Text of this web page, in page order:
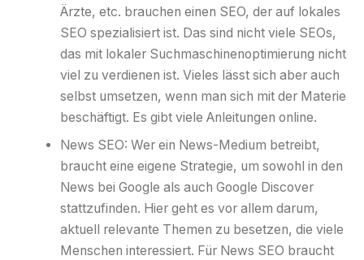
Ärzte, etc. brauchen einen SEO, der auf lokales
SEO spezialisiert ist. Das sind nicht viele SEOs,
das mit lokaler Suchmaschinenoptimierung nicht
viel zu verdienen ist. Vieles lässt sich aber auch
selbst umsetzen, wenn man sich mit der Materie
beschäftigt. Es gibt viele Anleitungen online.
News SEO: Wer ein News-Medium betreibt,
braucht eine eigene Strategie, um sowohl in den
News bei Google als auch Google Discover
stattzufinden. Hier geht es vor allem darum,
aktuell relevante Themen zu besetzen, die viele
Menschen interessiert. Für News SEO braucht